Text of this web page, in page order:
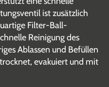
ist zusätzlich
Filter-Ball-
Reinigung des
Ablassen und Befüllen
evakuiert und mit